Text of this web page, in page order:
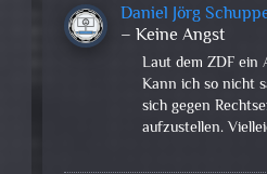
Daniel Jörg
– Keine Angst
Laut dem ZDF
Kann ich so nicht
sich gegen
aufzustellen.